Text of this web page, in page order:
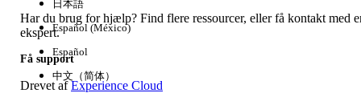
Ryd alle Udført
Har du brug for hjælp? Find flere ressourcer, eller få kontakt med
ekspert.
Få support
Drevet afExperience Cloud
日本語
Español (México)
Español
中文（简体）